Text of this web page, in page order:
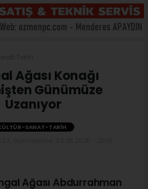
Ağası Konağı
Günümüze
Uzanıyor
SANAT-TARIH
Ağası Abdurrahman